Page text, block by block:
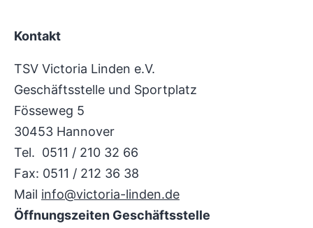
Kontakt
TSV Victoria Linden e.V.
Geschäftsstelle und Sportplatz
Fösseweg 5
30453 Hannover
Tel. 0511 / 210 32 66
Fax: 0511 / 212 36 38
Mail info@victoria-linden.de
Öffnungszeiten Geschäftsstelle